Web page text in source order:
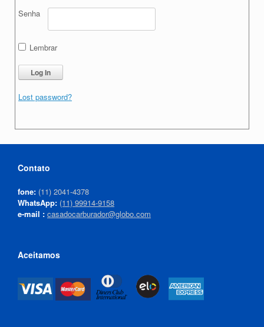
Senha
Lembrar
Lost password?
Contato
fone: (11) 2041-4378
WhatsApp: (11) 99914-9158
e-mail : casadocarburador@globo.com
Aceitamos